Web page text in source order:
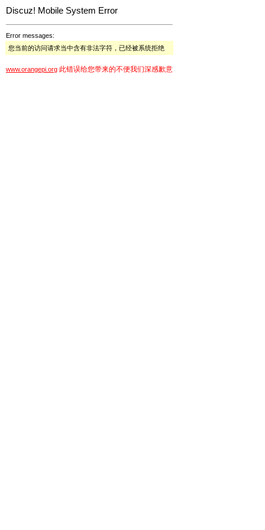
Discuz! Mobile System Error
Error messages:
您当前的访问请求当中含有非法字符，已经被系统拒绝
www.orangepi.org 此错误给您带来的不便我们深感歉意